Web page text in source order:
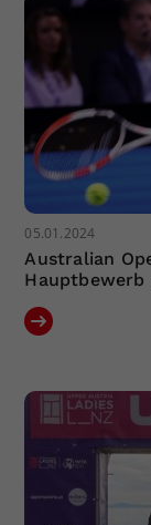
05.01.2024
Australian